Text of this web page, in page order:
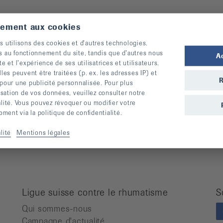
Pour des personnes atteintes de
rhumatisme
Cours
Manifestations
Prévention des chutes
Publications
Vidéos
Lettre d’information
Moyens auxiliaires
Ligue suisse contre le rhumatisme
Qui sommes-nous
aux cookies
utilisons des cookies et d’autres technologies.
fonctionnement du site, tandis que d’autres nous
et l’expérience de ses utilisatrices et utilisateurs.
peuvent être traitées (p. ex. les adresses IP) et
une publicité personnalisée. Pour plus
de vos données, veuillez consulter notre
Vous pouvez révoquer ou modifier votre
via la politique de confidentialité.
Mentions légales